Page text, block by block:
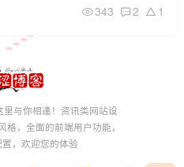
343 2 1
与你相逢！资讯类网站设
，全面的前端用户功能，
，欢迎您的体验